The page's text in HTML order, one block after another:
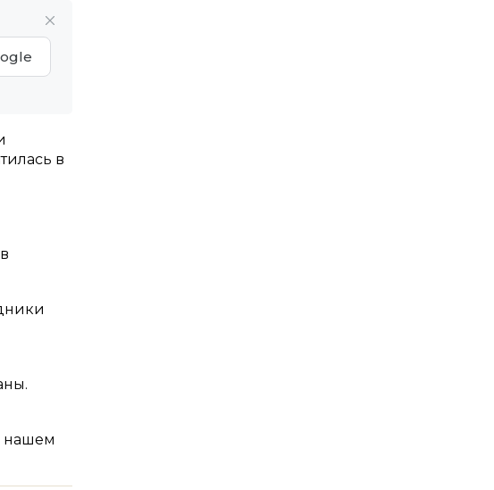
в
нашем